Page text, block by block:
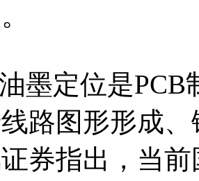
定位是PCB
路图形形成
券指出，当